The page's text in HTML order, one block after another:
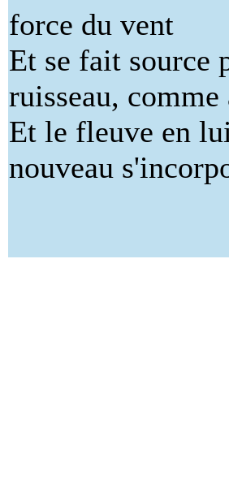
force du vent
Et se fait source
ruisseau, comme
Et le fleuve en
nouveau